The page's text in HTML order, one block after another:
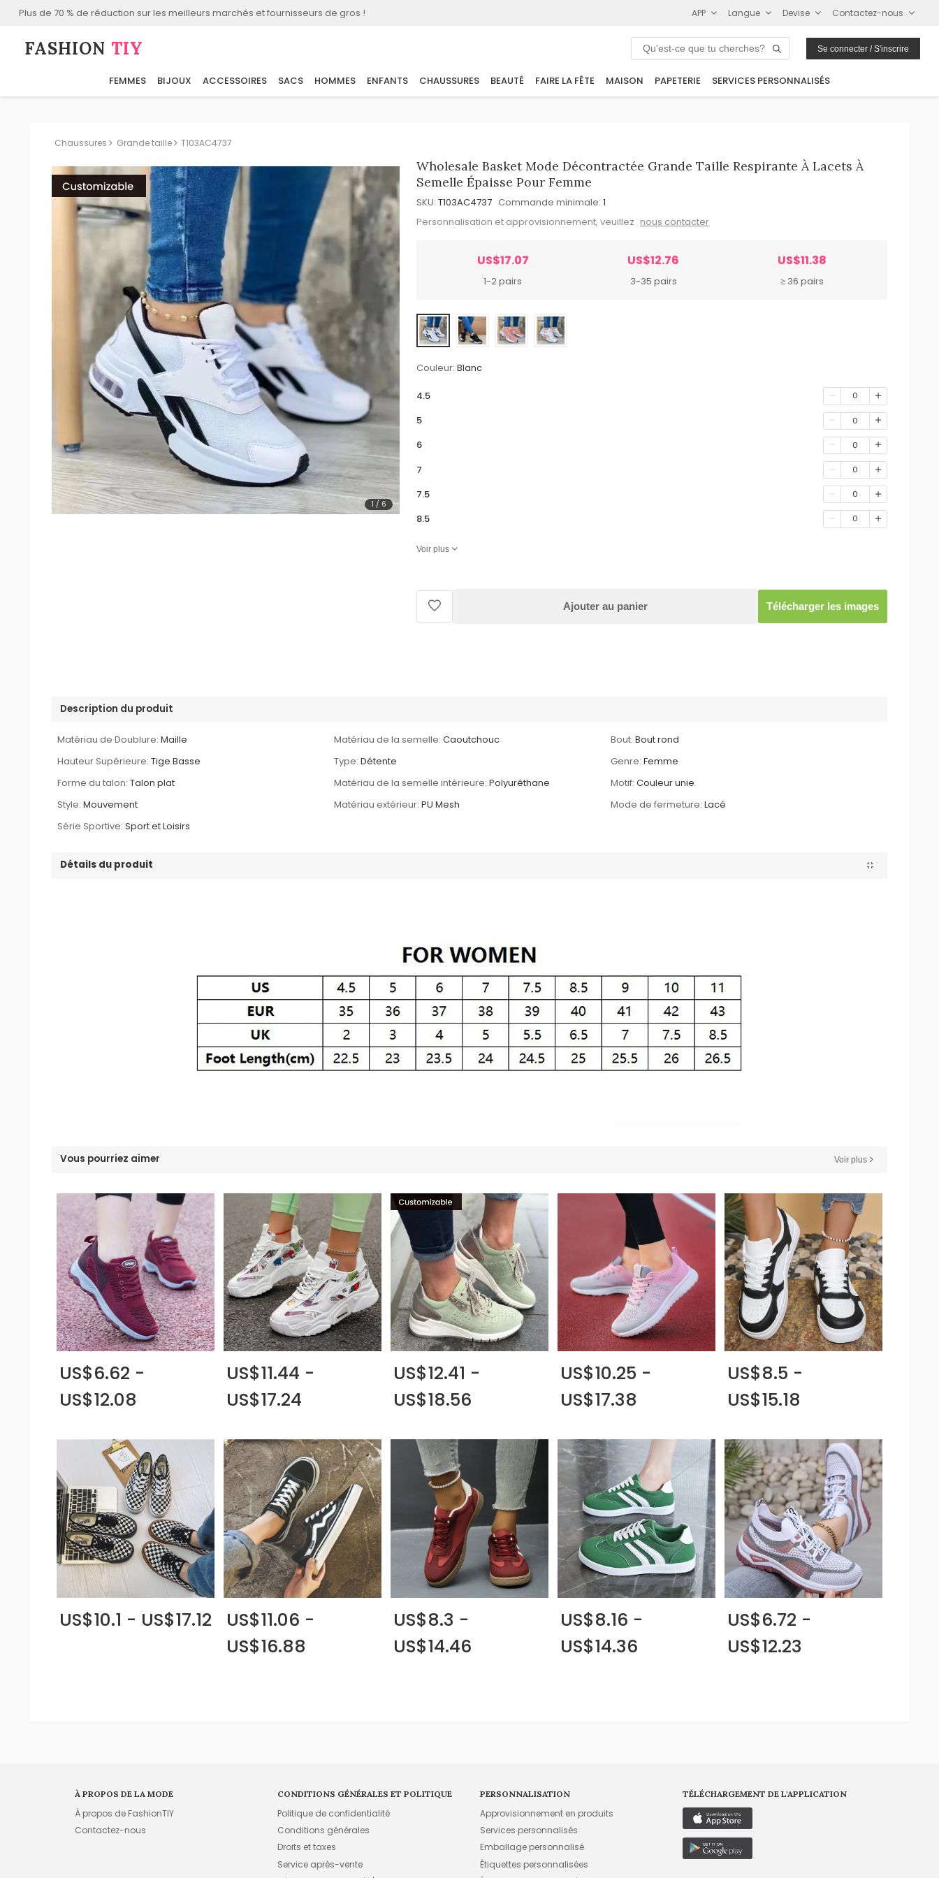
Plus de 70 % de réduction sur les meilleurs marchés et fournisseurs de gros ! APP Langue Devise Contactez-nous
FASHION⁠ TIY Se connecter / S'inscrire
FEMMES BIJOUX ACCESSOIRES SACS HOMMES ENFANTS CHAUSSURES BEAUTÉ FAIRE LA FÊTE MAISON PAPETERIE SERVICES PERSONNALISÉS
Chaussures Grande taille T103AC4737
1 / 6
Wholesale Basket Mode Décontractée Grande Taille Respirante À Lacets À
Semelle Épaisse Pour Femme
SKU: T103AC4737 Commande minimale: 1
Personnalisation et approvisionnement, veuillez nous contacter
US$17.07
1-2 pairs
US$12.76
3-35 pairs
US$11.38
≥ 36 pairs
Couleur: Blanc
4.5 0
5 0
6 0
7 0
7.5 0
8.5 0
Voir plus
Ajouter au panier Télécharger les images
Description du produit
Matériau de Doublure: Maille Matériau de la semelle: Caoutchouc Bout: Bout rond
Hauteur Supérieure: Tige Basse Type: Détente Genre: Femme
Forme du talon: Talon plat Matériau de la semelle intérieure: Polyuréthane Motif: Couleur unie
Style: Mouvement Matériau extérieur: PU Mesh Mode de fermeture: Lacé
Série Sportive: Sport et Loisirs
Détails du produit
Vous pourriez aimer Voir plus
US$6.62 -
US$12.08
US$11.44 -
US$17.24
US$12.41 -
US$18.56
US$10.25 -
US$17.38
US$8.5 -
US$15.18
US$10.1 - US$17.12
US$11.06 -
US$16.88
US$8.3 -
US$14.46
US$8.16 -
US$14.36
US$6.72 -
US$12.23
À PROPOS DE LA MODE
À propos de FashionTIY
Contactez-nous
CONDITIONS GÉNÉRALES ET POLITIQUE
Politique de confidentialité
Conditions générales
Droits et taxes
Service après-vente
PERSONNALISATION
Approvisionnement en produits
Services personnalisés
Emballage personnalisé
Étiquettes personnalisées
TÉLÉCHARGEMENT DE L'APPLICATION